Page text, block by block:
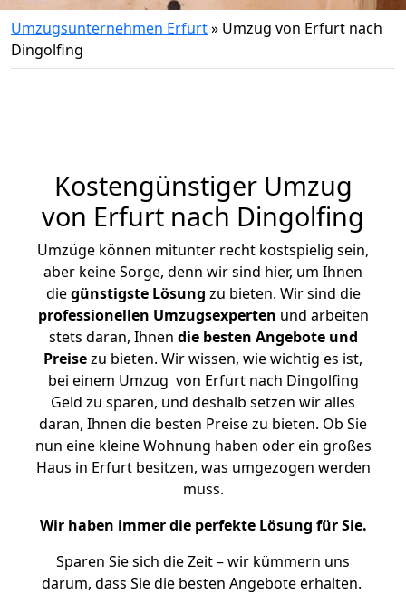
Umzugsunternehmen Erfurt» Umzug von Erfurt nach
Dingolfing
Kostengünstiger Umzug
von Erfurt nach Dingolfing
Umzüge können mitunter recht kostspielig sein,
aber keine Sorge, denn wir sind hier, um Ihnen
diegünstigste Lösung zu bieten. Wir sind die
professionellen Umzugsexperten und arbeiten
stets daran, Ihnen die besten Angebote und
Preisezu bieten. Wir wissen, wie wichtig es ist,
bei einem Umzug von Erfurt nach Dingolfing
Geld zu sparen, und deshalb setzen wir alles
daran, Ihnen die besten Preise zu bieten. Ob Sie
nun eine kleine Wohnung haben oder ein großes
Haus in Erfurt besitzen, was umgezogen werden
muss.
Wir haben immer die perfekte Lösung für Sie.
Sparen Sie sich die Zeit – wir kümmern uns
darum, dass Sie die besten Angebote erhalten.